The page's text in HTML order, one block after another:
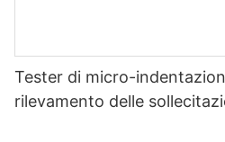
Tester di micro-
rilevamento delle